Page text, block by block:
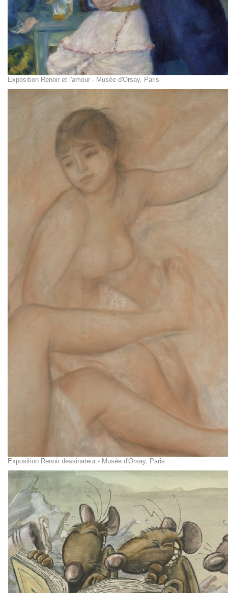
Exposition Renoir et l'amour - Musée d'Orsay, Paris
Exposition Renoir dessinateur - Musée d'Orsay, Paris